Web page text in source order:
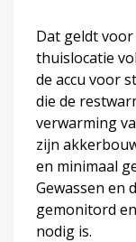
Dat geldt
thuislocatie
de accu voor
die de
verwarming
zijn
en minimaal
Gewassen en
gemonitord
nodig is.